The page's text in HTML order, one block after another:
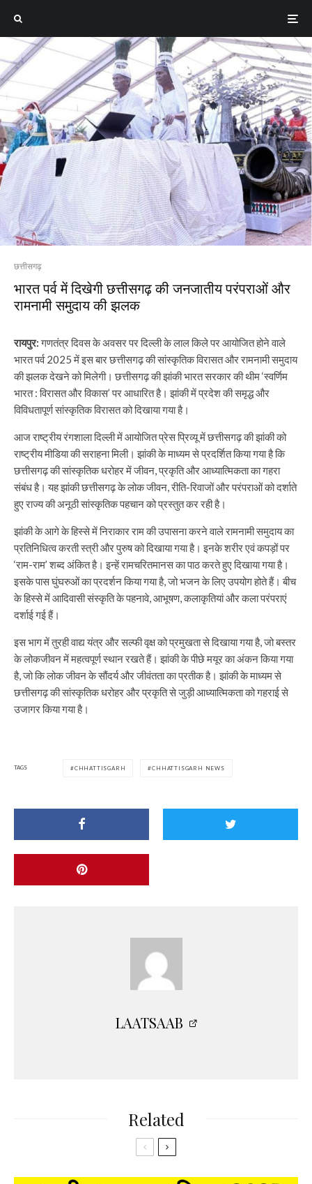
छत्तीसगढ़
भारत पर्व में दिखेगी छत्तीसगढ़ की जनजातीय परंपराओं और
रामनामी समुदाय की झलक
रायपुर:गणतंत्र दिवस के अवसर पर दिल्ली के लाल किले पर आयोजित होने वाले
भारत पर्व 2025 में इस बार छत्तीसगढ़ की सांस्कृतिक विरासत और रामनामी समुदाय
की झलक देखने को मिलेगी। छत्तीसगढ़ की झांकी भारत सरकार की थीम ‘स्वर्णिम
भारत : विरासत और विकास’ पर आधारित है। झांकी में प्रदेश की समृद्ध और
विविधतापूर्ण सांस्कृतिक विरासत को दिखाया गया है।
आज राष्ट्रीय रंगशाला दिल्ली में आयोजित प्रेस प्रिव्यू में छत्तीसगढ़ की झांकी को
राष्ट्रीय मीडिया की सराहना मिली। झांकी के माध्यम से प्रदर्शित किया गया है कि
छत्तीसगढ़ की सांस्कृतिक धरोहर में जीवन, प्रकृति और आध्यात्मिकता का गहरा
संबंध है। यह झांकी छत्तीसगढ़ के लोक जीवन, रीति-रिवाजों और परंपराओं को दर्शाते
हुए राज्य की अनूठी सांस्कृतिक पहचान को प्रस्तुत कर रही है।
झांकी के आगे के हिस्से में निराकार राम की उपासना करने वाले रामनामी समुदाय का
प्रतिनिधित्व करती स्त्री और पुरुष को दिखाया गया है। इनके शरीर एवं कपड़ों पर
‘राम-राम’ शब्द अंकित है। इन्हें रामचरितमानस का पाठ करते हुए दिखाया गया है।
इसके पास घुंघरुओं का प्रदर्शन किया गया है, जो भजन के लिए उपयोग होते हैं। बीच
के हिस्से में आदिवासी संस्कृति के पहनावे, आभूषण, कलाकृतियां और कला परंपराएं
दर्शाई गई हैं।
इस भाग में तुरही वाद्य यंत्र और सल्फी वृक्ष को प्रमुखता से दिखाया गया है, जो बस्तर
के लोकजीवन में महत्वपूर्ण स्थान रखते हैं। झांकी के पीछे मयूर का अंकन किया गया
है, जो कि लोक जीवन के सौंदर्य और जीवंतता का प्रतीक है। झांकी के माध्यम से
छत्तीसगढ़ की सांस्कृतिक धरोहर और प्रकृति से जुड़ी आध्यात्मिकता को गहराई से
उजागर किया गया है।
TAGS CHHATTISGARH CHHATTISGARH NEWS
LAATSAAB
Related